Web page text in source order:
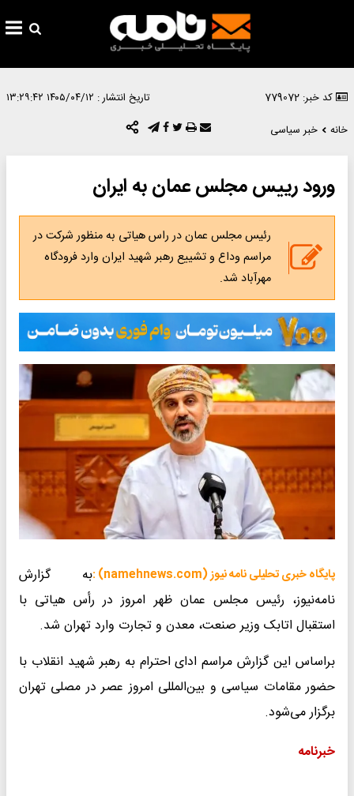
کد خبر: 779072 تاریخ انتشار : ۱۴۰۵/۰۴/۱۲ ۱۳:۲۹:۴۲
خانه
خبر سیاسی
ورود رییس مجلس عمان به ایران
رئیس مجلس عمان در راس هیاتی به منظور شرکت در
مراسم وداع و تشییع رهبر شهید ایران وارد فرودگاه
مهرآباد شد.
پایگاه خبری تحلیلی نامه نیوز (namehnews.com) :
به گزارش
نامه‌نیوز، رئیس مجلس عمان ظهر امروز در رأس هیاتی با
استقبال اتابک وزیر صنعت، معدن و تجارت وارد تهران شد.
براساس این گزارش مراسم ادای احترام به رهبر شهید انقلاب با
حضور مقامات سیاسی و بین‌المللی امروز عصر در مصلی تهران
برگزار می‌شود.
خبرنامه